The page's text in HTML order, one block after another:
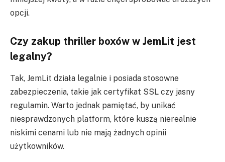
opcji.
Czy zakup thriller boxów w JemLit jest
legalny?
Tak, JemLit działa legalnie i posiada stosowne
zabezpieczenia, takie jak certyfikat SSL czy jasny
regulamin. Warto jednak pamiętać, by unikać
niesprawdzonych platform, które kuszą nierealnie
niskimi cenami lub nie mają żadnych opinii
użytkowników.